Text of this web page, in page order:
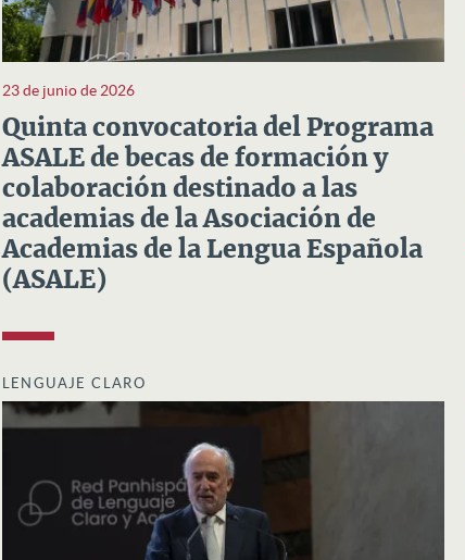
23 de junio de 2026
Quinta convocatoria del Programa
ASALE de becas de formación y
colaboración destinado a las
academias de la Asociación de
Academias de la Lengua Española
(ASALE)
LENGUAJE CLARO